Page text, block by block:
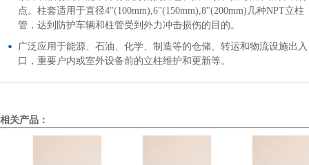
点。柱套适用于直径4"(100mm),6"(150mm),8"(200mm)几种NPT立柱
管，达到防护车辆和柱管受到外力冲击损伤的目的。
广泛应用于能源、石油、化学、制造等的仓储、转运和物流设施出入
口，重要户内或室外设备前的立柱维护和更新等。
相关产品：